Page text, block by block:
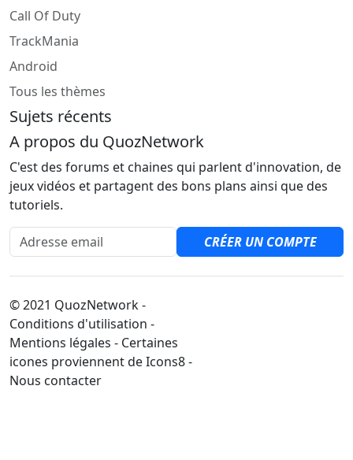
Call Of Duty
TrackMania
Android
Tous les thèmes
Sujets récents
A propos du QuozNetwork
C'est des forums et chaines qui parlent d'innovation, de
jeux vidéos et partagent des bons plans ainsi que des
tutoriels.
Adresse email
CRÉER UN COMPTE
© 2021 QuozNetwork -
Conditions d'utilisation -
Mentions légales - Certaines
icones proviennent de Icons8 -
Nous contacter